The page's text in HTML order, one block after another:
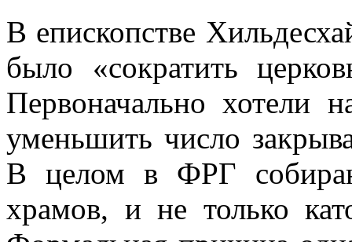
В епископстве
было «сократить
Первоначально хотели
уменьшить число
В целом в ФРГ
храмов, и не только